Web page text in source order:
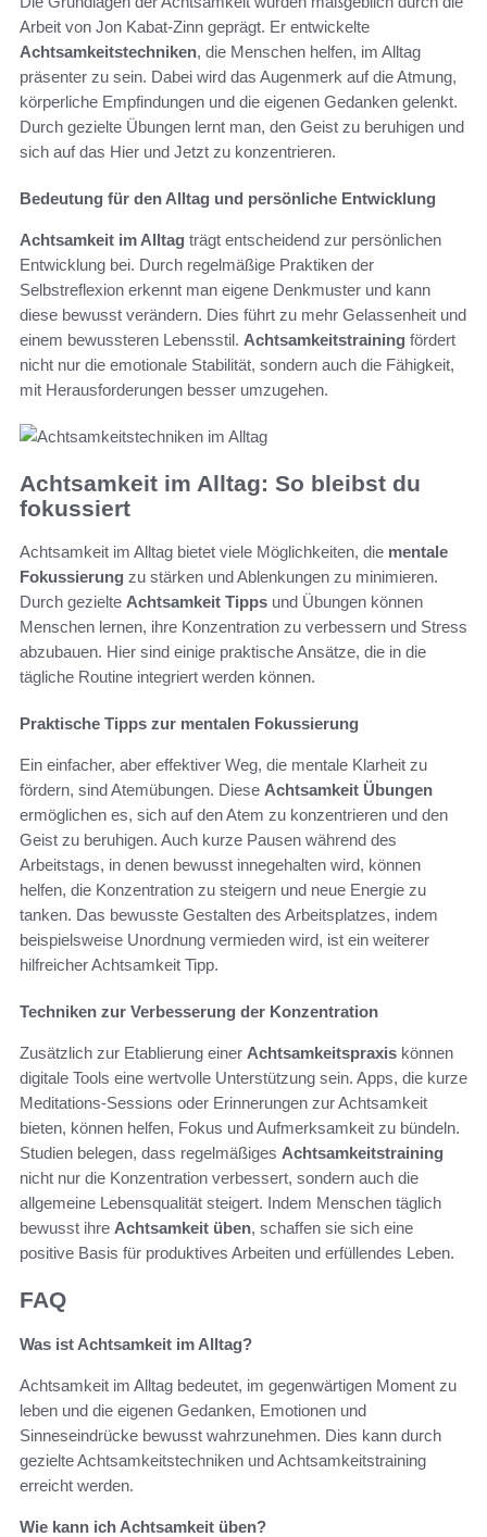
Arbeit von Jon Kabat-Zinn geprägt. Er entwickelte
Achtsamkeitstechniken, die Menschen helfen, im Alltag
präsenter zu sein. Dabei wird das Augenmerk auf die Atmung,
körperliche Empfindungen und die eigenen Gedanken gelenkt.
Durch gezielte Übungen lernt man, den Geist zu beruhigen und
sich auf das Hier und Jetzt zu konzentrieren.
Bedeutung für den Alltag und persönliche Entwicklung
Achtsamkeit im Alltag trägt entscheidend zur persönlichen
Entwicklung bei. Durch regelmäßige Praktiken der
Selbstreflexion erkennt man eigene Denkmuster und kann
diese bewusst verändern. Dies führt zu mehr Gelassenheit und
einem bewussteren Lebensstil. Achtsamkeitstraining fördert
nicht nur die emotionale Stabilität, sondern auch die Fähigkeit,
mit Herausforderungen besser umzugehen.
Achtsamkeit im Alltag: So bleibst du
fokussiert
Achtsamkeit im Alltag bietet viele Möglichkeiten, die mentale
Fokussierung zu stärken und Ablenkungen zu minimieren.
Durch gezielte Achtsamkeit Tipps und Übungen können
Menschen lernen, ihre Konzentration zu verbessern und Stress
abzubauen. Hier sind einige praktische Ansätze, die in die
tägliche Routine integriert werden können.
Praktische Tipps zur mentalen Fokussierung
Ein einfacher, aber effektiver Weg, die mentale Klarheit zu
fördern, sind Atemübungen. Diese Achtsamkeit Übungen
ermöglichen es, sich auf den Atem zu konzentrieren und den
Geist zu beruhigen. Auch kurze Pausen während des
Arbeitstags, in denen bewusst innegehalten wird, können
helfen, die Konzentration zu steigern und neue Energie zu
tanken. Das bewusste Gestalten des Arbeitsplatzes, indem
beispielsweise Unordnung vermieden wird, ist ein weiterer
hilfreicher Achtsamkeit Tipp.
Techniken zur Verbesserung der Konzentration
Zusätzlich zur Etablierung einer Achtsamkeitspraxis können
digitale Tools eine wertvolle Unterstützung sein. Apps, die kurze
Meditations-Sessions oder Erinnerungen zur Achtsamkeit
bieten, können helfen, Fokus und Aufmerksamkeit zu bündeln.
Studien belegen, dass regelmäßiges Achtsamkeitstraining
nicht nur die Konzentration verbessert, sondern auch die
allgemeine Lebensqualität steigert. Indem Menschen täglich
bewusst ihre Achtsamkeit üben, schaffen sie sich eine
positive Basis für produktives Arbeiten und erfüllendes Leben.
FAQ
Was ist Achtsamkeit im Alltag?
Achtsamkeit im Alltag bedeutet, im gegenwärtigen Moment zu
leben und die eigenen Gedanken, Emotionen und
Sinneseindrücke bewusst wahrzunehmen. Dies kann durch
gezielte Achtsamkeitstechniken und Achtsamkeitstraining
erreicht werden.
Wie kann ich Achtsamkeit üben?